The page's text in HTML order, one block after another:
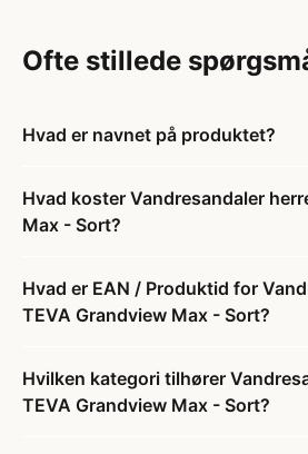
Ofte stillede
Hvad er navnet på produktet?
Hvad koster Vandresandaler
Max - Sort?
Hvad er EAN / Produktid for
TEVA Grandview Max - Sort?
Hvilken kategori tilhører
TEVA Grandview Max - Sort?